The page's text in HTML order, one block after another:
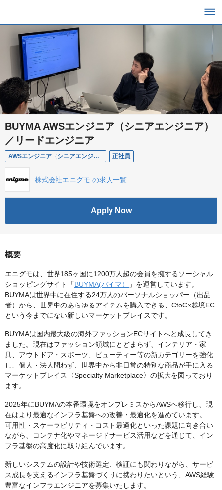
BUYMA AWSエンジニア（シニアエンジニア）
／リードエンジニア
AWSエンジニア（シニアエンジニア） 正社員
株式会社エニグモ の求人一覧
Apply Now
概要
エニグモは、世界185ヶ国に1200万人超の会員を擁するソーシャル
ショッピングサイト「BUYMA(バイマ）
」を運営しています。
BUYMAは世界中に在住する24万人のパーソナルショッパー（出品
者）から、世界中のあらゆるアイテムを購入できる、CtoC×越境EC
という今までにない新しいマーケットプレイスです。
BUYMAは国内最大級の海外ファッションECサイトへと成長してき
ました。現在はファッション領域にとどまらず、インテリア・家
具、アウトドア・スポーツ、ビューティー等の新カテゴリーを強化
し、個人・法人問わず、世界中から非日常の特別な商品が手に入る
マーケットプレイス〈Specialty Marketplace〉の拡大を図っており
ます。
2025年にBUYMAの本番環境をオンプレミスからAWSへ移行し、現
在はより最適なインフラ基盤への改善・最適化を進めています。
可用性・スケーラビリティ・コスト最適化といった課題に向き合い
ながら、コンテナ化やマネージドサービス活用などを通じて、イン
フラ基盤の高度化に取り組んでいます。
新しいシステムの設計や技術選定、検証にも関わりながら、サービ
ス成長を支えるインフラ基盤づくりに携わりたいという、AWS経験
豊富なインフラエンジニアを募集いたします。